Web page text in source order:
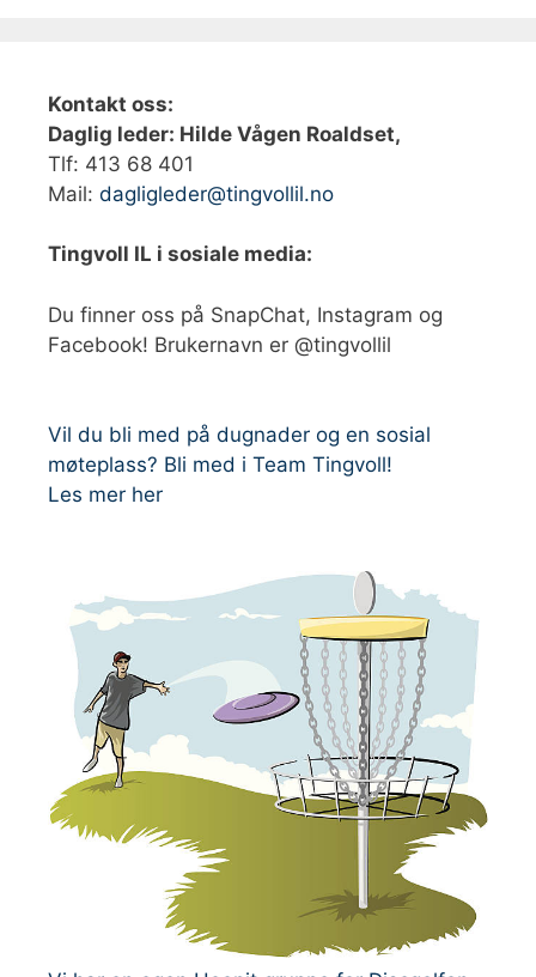
Kontakt oss:
Daglig leder: Hilde Vågen Roaldset,
Tlf: 413 68 401‬
Mail: dagligleder@tingvollil.no
Tingvoll IL i sosiale media:
Du finner oss på SnapChat, Instagram og
Facebook! Brukernavn er @tingvollil
Vil du bli med på dugnader og en sosial
møteplass? Bli med i Team Tingvoll!
Les mer her